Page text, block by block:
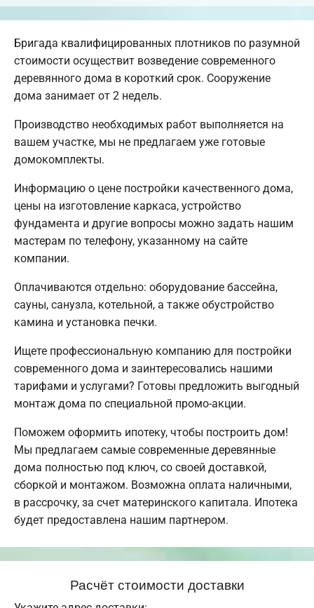
Бригада квалифицированных плотников по разумной
стоимости осуществит возведение современного
деревянного дома в короткий срок. Сооружение
дома занимает от 2 недель.
Производство необходимых работ выполняется на
вашем участке, мы не предлагаем уже готовые
домокомплекты.
Информацию о цене постройки качественного дома,
цены на изготовление каркаса, устройство
фундамента и другие вопросы можно задать нашим
мастерам по телефону, указанному на сайте
компании.
Оплачиваются отдельно: оборудование бассейна,
сауны, санузла, котельной, а также обустройство
камина и установка печки.
Ищете профессиональную компанию для постройки
современного дома и заинтересовались нашими
тарифами и услугами? Готовы предложить выгодный
монтаж дома по специальной промо-акции.
Поможем оформить ипотеку, чтобы построить дом!
Мы предлагаем самые современные деревянные
дома полностью под ключ, со своей доставкой,
сборкой и монтажом. Возможна оплата наличными,
в рассрочку, за счет материнского капитала. Ипотека
будет предоставлена нашим партнером.
Расчёт стоимости доставки